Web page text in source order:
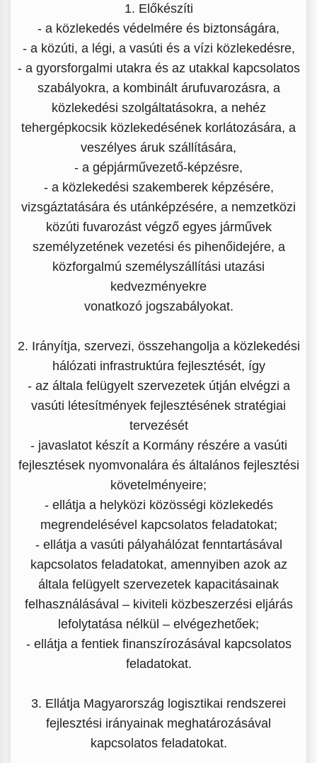
1. Előkészíti
- a közlekedés védelmére és biztonságára,
- a közúti, a légi, a vasúti és a vízi közlekedésre,
- a gyorsforgalmi utakra és az utakkal kapcsolatos
szabályokra, a kombinált árufuvarozásra, a
közlekedési szolgáltatásokra, a nehéz
tehergépkocsik közlekedésének korlátozására, a
veszélyes áruk szállítására,
- a gépjárművezető-képzésre,
- a közlekedési szakemberek képzésére,
vizsgáztatására és utánképzésére, a nemzetközi
közúti fuvarozást végző egyes járművek
személyzetének vezetési és pihenőidejére, a
közforgalmú személyszállítási utazási
kedvezményekre
vonatkozó jogszabályokat.
2. Irányítja, szervezi, összehangolja a közlekedési
hálózati infrastruktúra fejlesztését, így
- az általa felügyelt szervezetek útján elvégzi a
vasúti létesítmények fejlesztésének stratégiai
tervezését
- javaslatot készít a Kormány részére a vasúti
fejlesztések nyomvonalára és általános fejlesztési
követelményeire;
- ellátja a helyközi közösségi közlekedés
megrendelésével kapcsolatos feladatokat;
- ellátja a vasúti pályahálózat fenntartásával
kapcsolatos feladatokat, amennyiben azok az
általa felügyelt szervezetek kapacitásainak
felhasználásával – kiviteli közbeszerzési eljárás
lefolytatása nélkül – elvégezhetőek;
- ellátja a fentiek finanszírozásával kapcsolatos
feladatokat.
3. Ellátja Magyarország logisztikai rendszerei
fejlesztési irányainak meghatározásával
kapcsolatos feladatokat.